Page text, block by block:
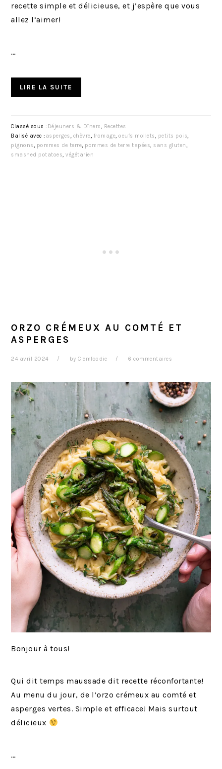
recette simple et délicieuse, et j’espère que vous
allez l’aimer!
…
LIRE LA SUITE
Classé sous : Déjeuners & Dîners, Recettes
Balisé avec : asperges, chèvre, fromage,oeufs mollets, petits pois,
pignons, pommes de terre, pommes de terre tapées, sans gluten,
smashed potatoes,végétarien
ORZO CRÉMEUX AU COMTÉ ET
ASPERGES
24 avril 2024 byClemfoodie 6 commentaires
Bonjour à tous!
Qui dit temps maussade dit recette réconfortante!
Au menu du jour, de l’orzo crémeux au comté et
asperges vertes. Simple et efficace! Mais surtout
délicieux
…